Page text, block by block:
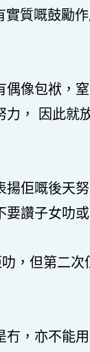
質嘅鼓勵
像包袱，
， 因此就
佢嘅後天
讚子女叻
，但第二次
，亦不能